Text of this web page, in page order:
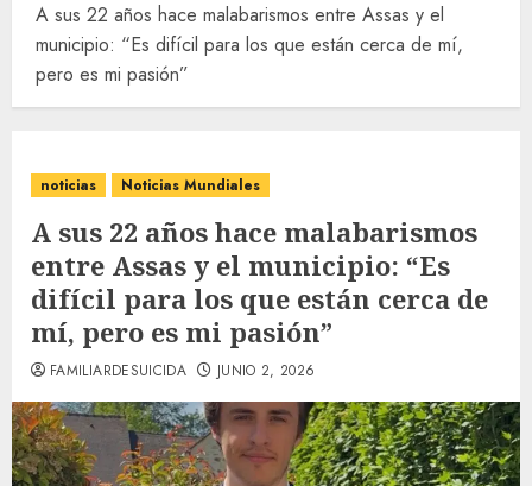
A sus 22 años hace malabarismos entre Assas y el
municipio: “Es difícil para los que están cerca de mí,
pero es mi pasión”
noticias Noticias Mundiales
A sus 22 años hace malabarismos
entre Assas y el municipio: “Es
difícil para los que están cerca de
mí, pero es mi pasión”
FAMILIARDESUICIDA JUNIO 2, 2026